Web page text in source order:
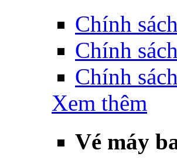
Chính
Chính
Chính
Xem thêm
Vé máy